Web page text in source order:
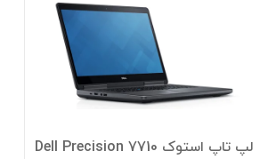
لپ تاپ استوک Dell Precision 7710